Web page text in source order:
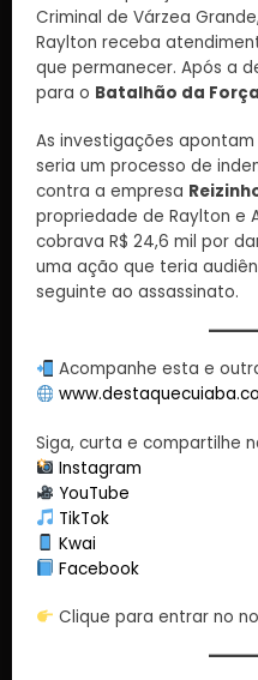
Criminal de Várzea
Raylton receba
que permanecer. Após a
para o Batalhão da
As investigações
seria um processo de
contra a empresa
propriedade de Raylton e
cobrava R$ 24,6 mil por
uma ação que teria
seguinte ao assassinato.
Acompanhe esta e
Siga, curta e compartilhe
Instagram
YouTube
TikTok
Kwai
Facebook
Clique para entrar no